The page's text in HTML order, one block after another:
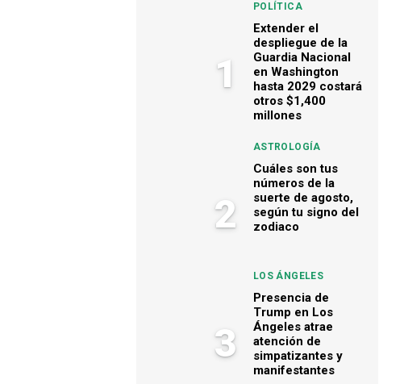
1
POLÍTICA
Extender el
despliegue de la
Guardia Nacional
en Washington
hasta 2029 costará
otros $1,400
millones
2
ASTROLOGÍA
Cuáles son tus
números de la
suerte de agosto,
según tu signo del
zodiaco
3
LOS ÁNGELES
Presencia de
Trump en Los
Ángeles atrae
atención de
simpatizantes y
manifestantes